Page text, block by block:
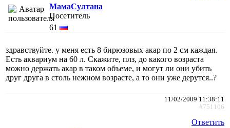
МамаСултана
Посетитель
61
здравствуйте. у меня есть 8 бирюзовых акар по 2 см каждая.
Есть аквариум на 60 л. Скажите, плз, до какого возраста
можно держать акар в таком объеме, и могут ли они убить
друг друга в столь нежном возрасте, а то они уже дерутся..?
11/02/2009 11:38:11
#751106
Ответить